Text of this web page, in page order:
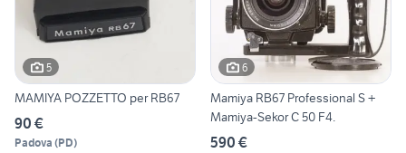
5
MAMIYA POZZETTO per RB67
90 €
Padova (PD)
6
Mamiya RB67 Professional S +
Mamiya-Sekor C 50 F4.
590 €